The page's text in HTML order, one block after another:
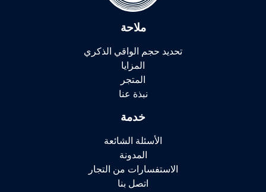
ملاحة
تحديد حجم الواقي الذكري
المزايا
المتجر
نبذة عنا
خدمة
الأسئلة الشائعة
المدونة
الاستفسارات من التجار
اتصل بنا